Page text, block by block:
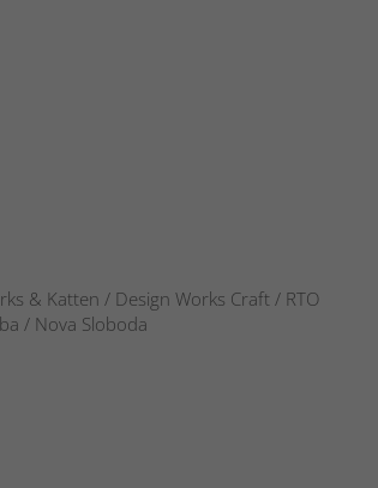
& Katten / Design Works Craft / RTO
/ Nova Sloboda